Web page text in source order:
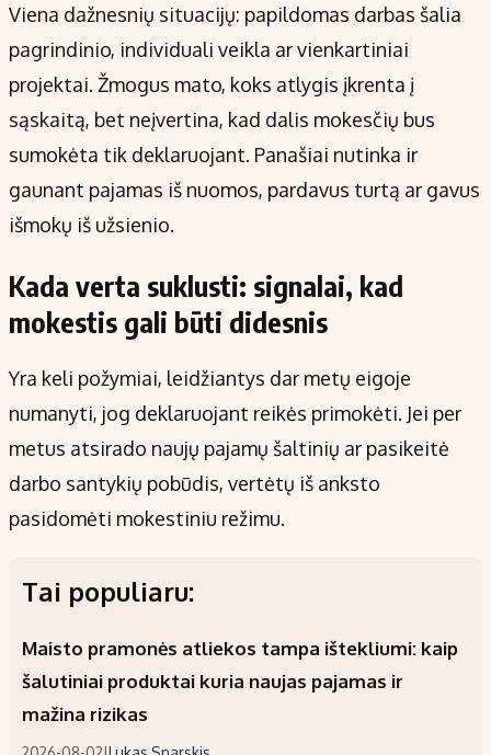
Viena dažnesnių situacijų: papildomas darbas šalia
pagrindinio, individuali veikla ar vienkartiniai
projektai. Žmogus mato, koks atlygis įkrenta į
sąskaitą, bet neįvertina, kad dalis mokesčių bus
sumokėta tik deklaruojant. Panašiai nutinka ir
gaunant pajamas iš nuomos, pardavus turtą ar gavus
išmokų iš užsienio.
Kada verta suklusti: signalai, kad
mokestis gali būti didesnis
Yra keli požymiai, leidžiantys dar metų eigoje
numanyti, jog deklaruojant reikės primokėti. Jei per
metus atsirado naujų pajamų šaltinių ar pasikeitė
darbo santykių pobūdis, vertėtų iš anksto
pasidomėti mokestiniu režimu.
Tai populiaru:
Maisto pramonės atliekos tampa ištekliumi: kaip
šalutiniai produktai kuria naujas pajamas ir
mažina rizikas